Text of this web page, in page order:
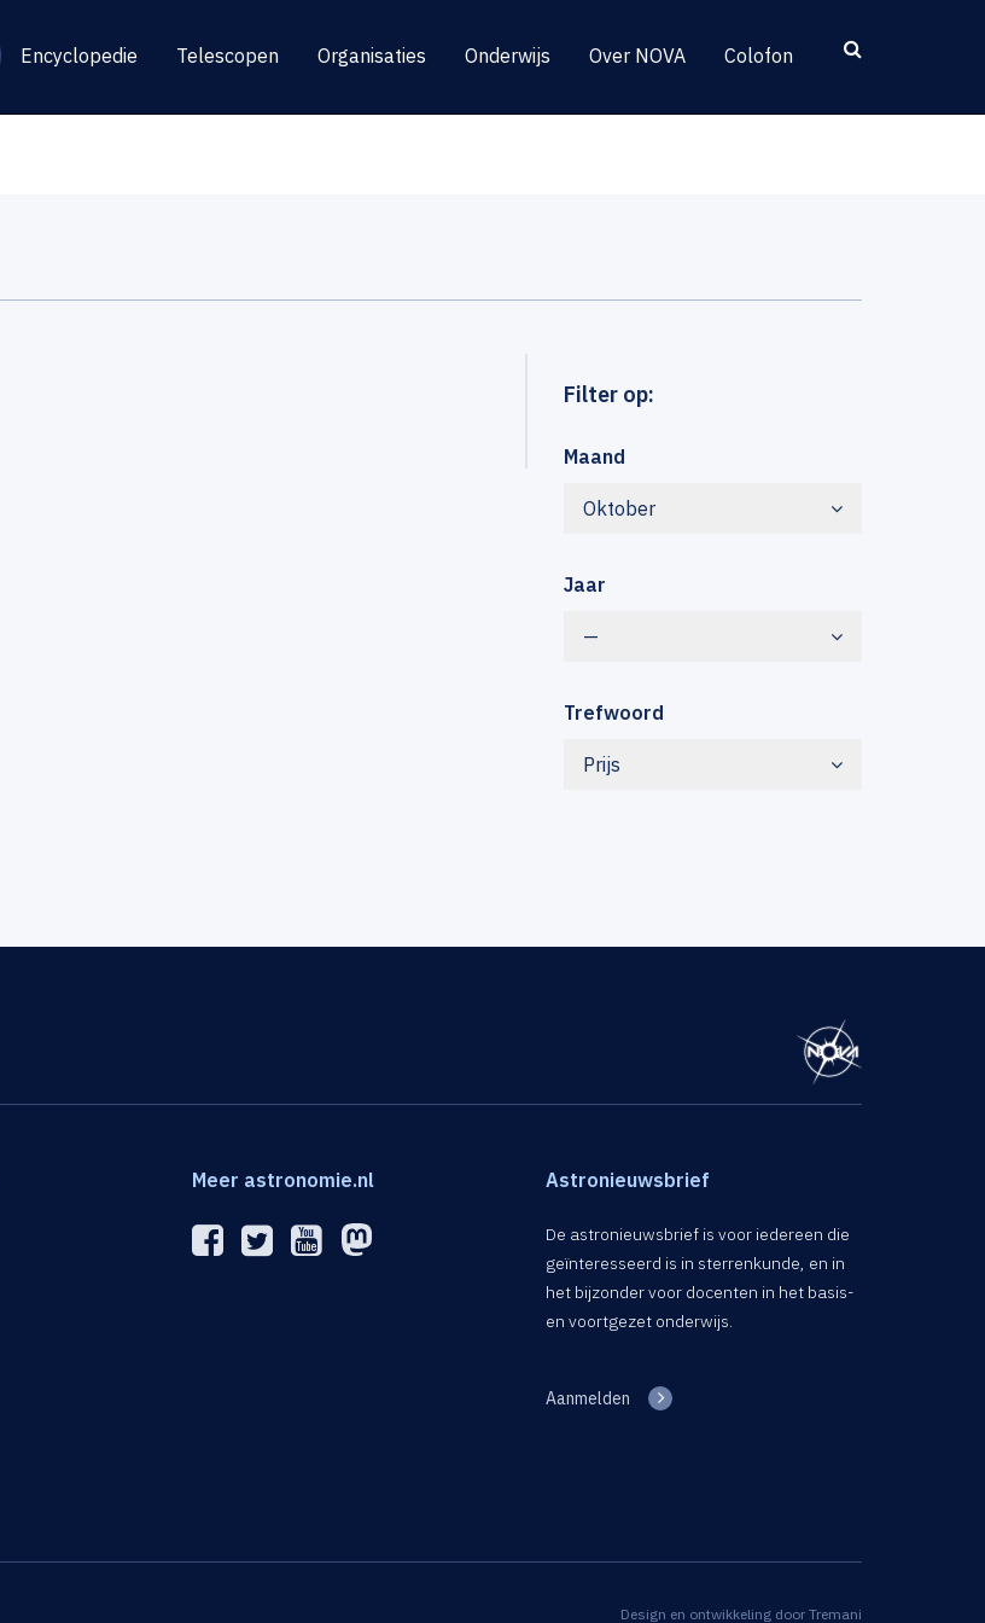
Encyclopedie Telescopen Organisaties Onderwijs Over NOVA Colofon
Filter op:
Maand
Oktober
Jaar
—
Trefwoord
Prijs
Meer astronomie.nl Astronieuwsbrief
De astronieuwsbrief is voor iedereen die
geïnteresseerd is in sterrenkunde, en in
het bijzonder voor docenten in het basis-
en voortgezet onderwijs.
Aanmelden
Design en ontwikkeling door Tremani